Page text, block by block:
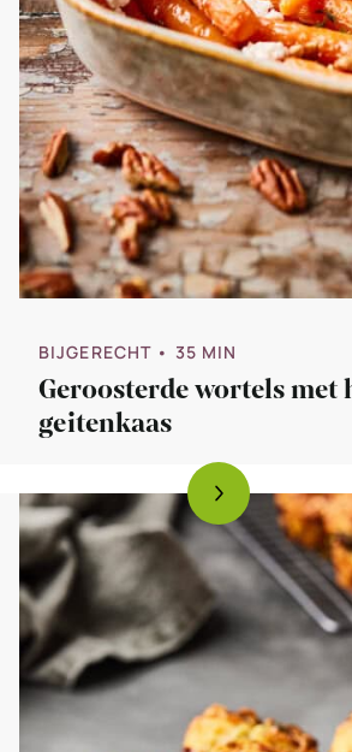
BIJGERECHT • 35 MIN
Geroosterde wortels met
geitenkaas